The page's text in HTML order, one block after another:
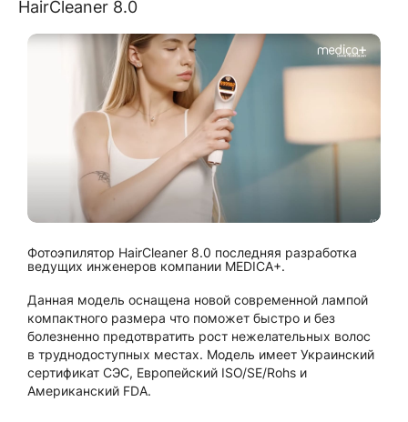
HairCleaner 8.0
Фотоэпилятор HairCleaner 8.0 последняя разработка
ведущих инженеров компании MEDICA+.
Данная модель оснащена новой современной лампой
компактного размера что поможет быстро и без
болезненно предотвратить рост нежелательных волос
в труднодоступных местах. Модель имеет Украинский
сертификат СЭС, Европейский ISO/SE/Rohs и
Американский FDA.